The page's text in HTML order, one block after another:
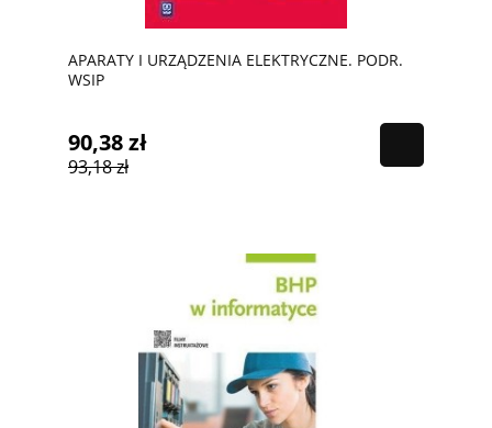
APARATY I URZĄDZENIA ELEKTRYCZNE. PODR.
WSIP
90,38 zł
93,18 zł